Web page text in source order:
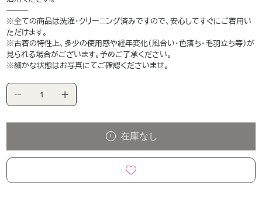
⸻
※全ての商品は洗濯・クリーニング済みですので、安心してすぐにご着用い
ただけます。
※古着の特性上、多少の使用感や経年変化（風合い・色落ち・毛羽立ち等）が
見られる場合がございます。予めご了承ください。
※細かな状態はお写真にてご確認くださいませ。
在庫なし